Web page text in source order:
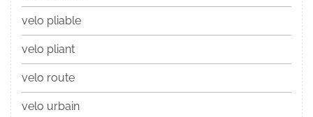
velo pliable
velo pliant
velo route
velo urbain